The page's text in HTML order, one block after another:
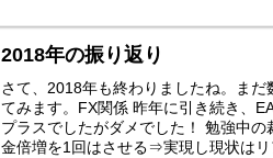
2018年の振り返り
さて、2018年も終わりましたね。ま
てみます。FX関係 昨年に引き続き、
プラスでしたがダメでした！ 勉強中
金倍増を1回はさせる⇒実現し現状はリ